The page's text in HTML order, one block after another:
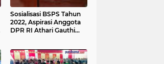
Sosialisasi BSPS Tahun
2022, Aspirasi Anggota
DPR RI Athari Gauthi